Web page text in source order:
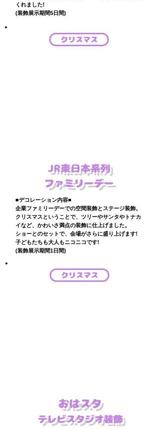
くれました!
(装飾展示期間5日間)
クリスマス
JR東日本系列
ファミリーデー
■デコレーション内容■
企業ファミリーデーでの空間装飾とステージ装飾。
クリスマスということで、ツリーやサンタやトナカ
イなど、かわいさ満点の装飾に仕上げました。
ショーとのセットで、会場がさらに盛り上げます!
​子どもたちも大人もニコニコです!
(装飾展示期間1日間)
クリスマス
​おはスタ
​テレビスタジオ装飾